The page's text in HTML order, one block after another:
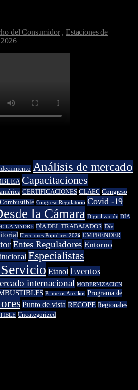
del Consumidor , Estaciones de
Análisis de mercado
Capacitaciones
CERTIFICACIONES CLAEC Congreso
Congreso Regulatorio Covid -19
la Cámara Digitalización DÍA
LA MADRE DÍA DEL TRABAJADOR Día
Elecciones Populares 2026 EMPRENDER
Entes Reguladores Entorno
Especialistas
Etanol Eventos
internacional MODERNIZACION
Primeros Auxilios Programa de
Punto de vista RECOPE Regionales
Uncategorized